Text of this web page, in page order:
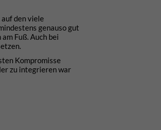
den viele
genauso gut
Fuß. Auch bei
Kompromisse
zu integrieren war